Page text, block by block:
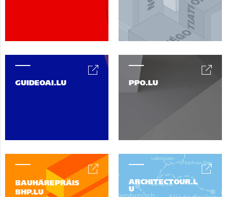
PPO.LU
GUIDEOAI.LU
BAUHÄREPRÄIS
BHP.LU
ARCHITECTOUR.L
U